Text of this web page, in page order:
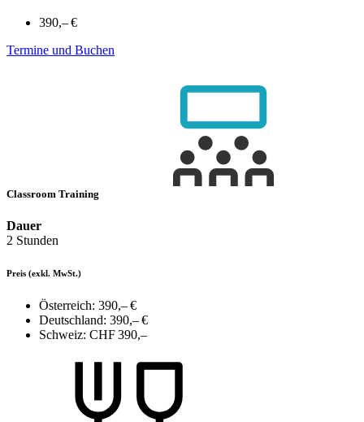
390,– €
Termine und Buchen
Classroom Training
Dauer
2 Stunden
Preis (exkl. MwSt.)
Österreich: 390,– €
Deutschland: 390,– €
Schweiz: CHF 390,–